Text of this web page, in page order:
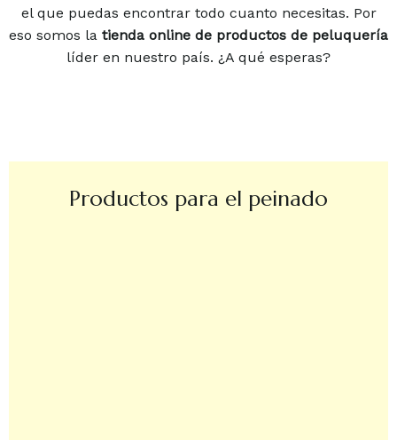
el que puedas encontrar todo cuanto necesitas. Por
eso somos la tienda online de productos de peluquería
líder en nuestro país. ¿A qué esperas?
Productos para el peinado